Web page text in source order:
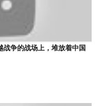
战争的战场上，堆放着中国